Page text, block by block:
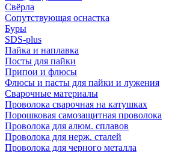
Свёрла
Сопутствующая оснастка
Буры
SDS-plus
Пайка и наплавка
Посты для пайки
Припои и флюсы
Флюсы и пасты для пайки и лужения
Сварочные материалы
Проволока сварочная на катушках
Порошковая самозащитная проволока
Проволока для алюм. сплавов
Проволока для нерж. сталей
Проволока для черного металла